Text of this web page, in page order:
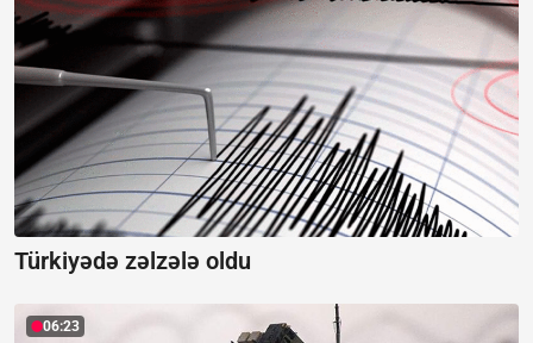
Türkiyədə zəlzələ oldu
06:23